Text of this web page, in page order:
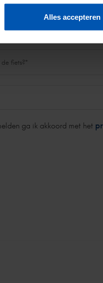
Alles accepteren
ga ik akkoord met het